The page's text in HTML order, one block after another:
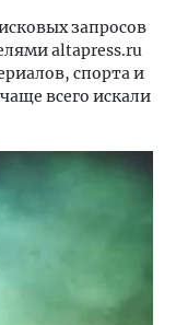
запросов
altapress.ru
спорта и
всего искали